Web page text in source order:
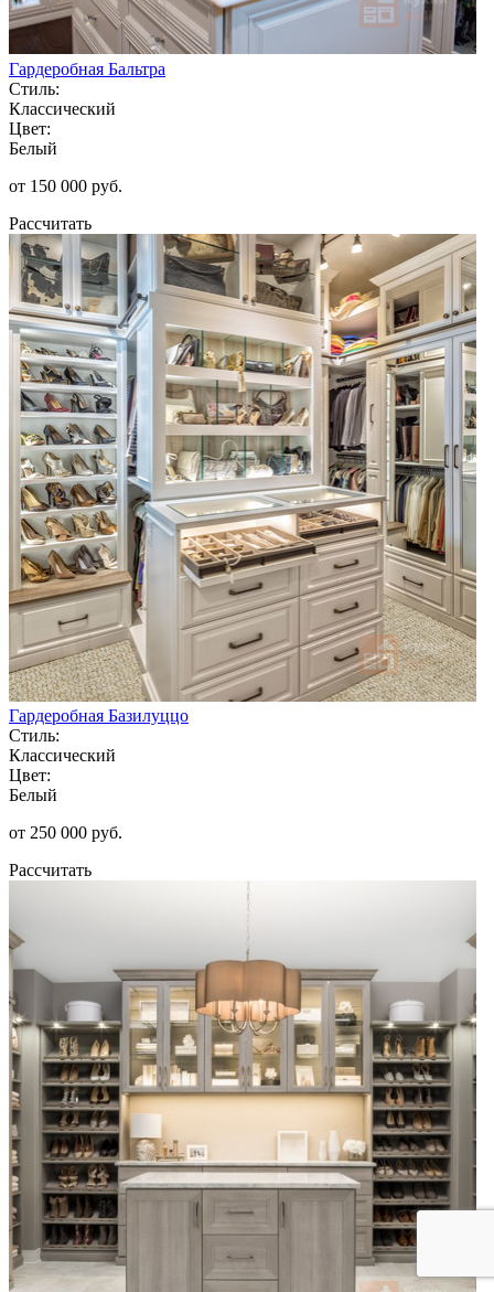
Гардеробная Бальтра
Стиль:
Классический
Цвет:
Белый
от 150 000 руб.
Рассчитать
Гардеробная Базилуццо
Стиль:
Классический
Цвет:
Белый
от 250 000 руб.
Рассчитать